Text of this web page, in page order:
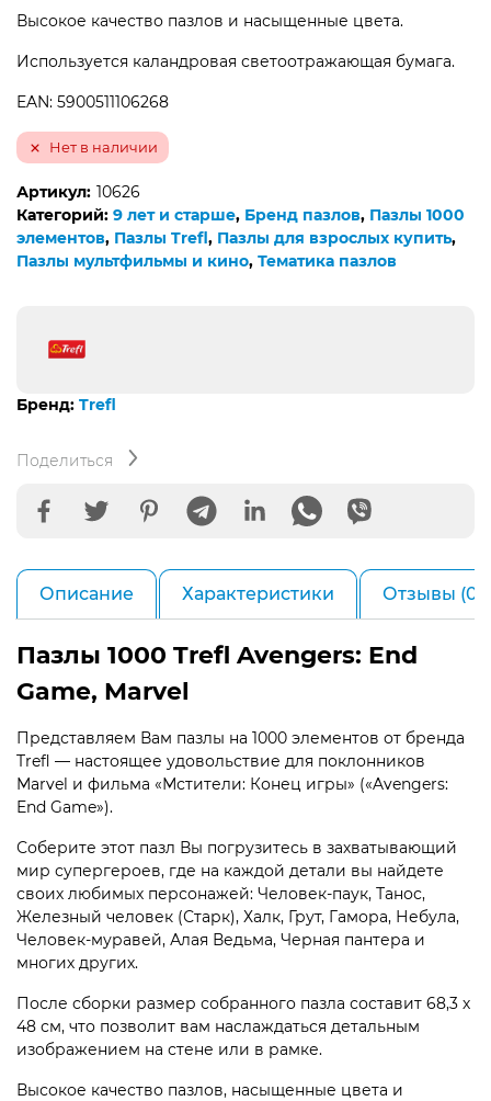
Высокое качество пазлов и насыщенные цвета.
Используется каландровая светоотражающая бумага.
EAN: 5900511106268
Нет в наличии
Артикул: 10626
Категорий: 9 лет и старше, Бренд пазлов, Пазлы 1000
элементов, Пазлы Trefl, Пазлы для взрослых купить,
Пазлы мультфильмы и кино, Тематика пазлов
Бренд: Trefl
Поделиться
Описание Характеристики Отзывы (0)
Пазлы 1000 Trefl Avengers: End
Game, Marvel
Представляем Вам пазлы на 1000 элементов от бренда
Trefl — настоящее удовольствие для поклонников
Marvel и фильма «Мстители: Конец игры» («Avengers:
End Game»).
Соберите этот пазл Вы погрузитесь в захватывающий
мир супергероев, где на каждой детали вы найдете
своих любимых персонажей: Человек-паук, Танос,
Железный человек (Старк), Халк, Грут, Гамора, Небула,
Человек-муравей, Алая Ведьма, Черная пантера и
многих других.
После сборки размер собранного пазла составит 68,3 х
48 см, что позволит вам наслаждаться детальным
изображением на стене или в рамке.
Высокое качество пазлов, насыщенные цвета и